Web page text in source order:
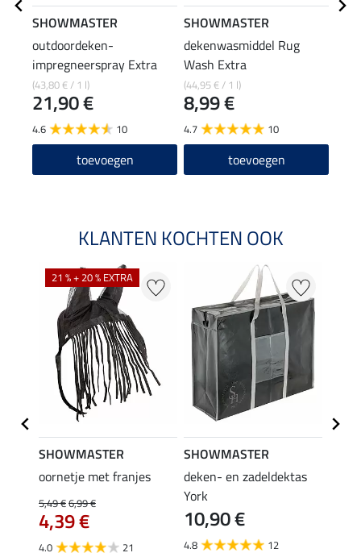
SHOWMASTER
outdoordeken-
impregneerspray Extra
(43,80 € / 1 l)
21,90 €
4.6 10
toevoegen
SHOWMASTER
dekenwasmiddel Rug
Wash Extra
(44,95 € / 1 l)
8,99 €
4.7 10
toevoegen
KLANTEN KOCHTEN OOK
21 % + 20 % EXTRA
SHOWMASTER
oornetje met franjes
5,49 €6,99 €
4,39 €
4.0 21
SHOWMASTER
deken- en zadeldektas
York
10,90 €
4.8 12